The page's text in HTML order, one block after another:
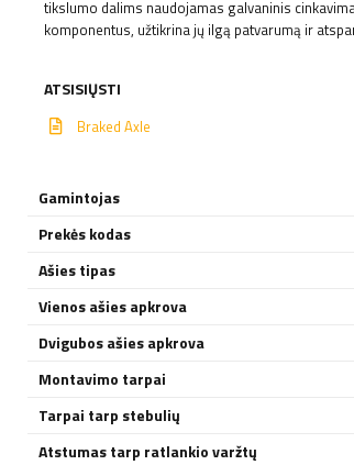
tikslumo dalims naudojamas galvaninis
komponentus, užtikrina jų ilgą patvarumą ir
ATSISIŲSTI
Braked Axle
Gamintojas
Prekės kodas
Ašies tipas
Vienos ašies apkrova
Dvigubos ašies apkrova
Montavimo tarpai
Tarpai tarp stebulių
Atstumas tarp ratlankio varžtų